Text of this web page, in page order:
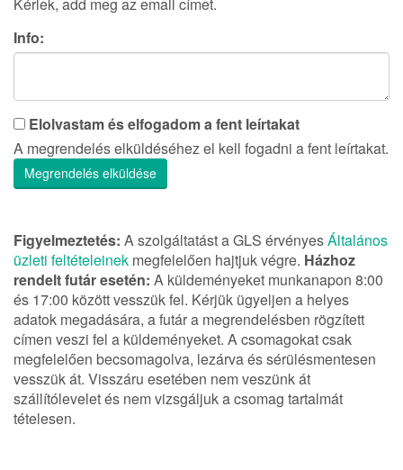
Info:
Elolvastam és elfogadom a fent leírtakat
A megrendelés elküldéséhez el kell fogadni a fent leírtakat.
Megrendelés elküldése
Figyelmeztetés: A szolgáltatást a GLS érvényesÁltalános
üzleti feltételeinek megfelelően hajtjuk végre. Házhoz
rendelt futár esetén: A küldeményeket munkanapon 8:00
és 17:00 között vesszük fel. Kérjük ügyeljen a helyes
adatok megadására, a futár a megrendelésben rögzített
címen veszi fel a küldeményeket. A csomagokat csak
megfelelően becsomagolva, lezárva és sérülésmentesen
vesszük át. Visszáru esetében nem veszünk át
szállítólevelet és nem vizsgáljuk a csomag tartalmát
tételesen.